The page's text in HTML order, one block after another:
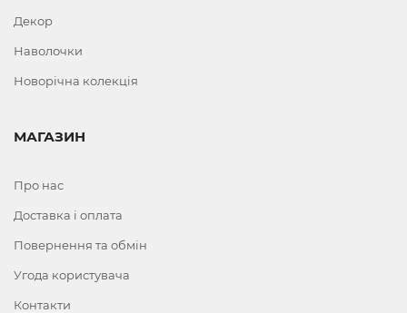
Декор
Наволочки
Новорічна колекція
МАГАЗИН
Про нас
Доставка і оплата
Повернення та обмін
Угода користувача
Контакти